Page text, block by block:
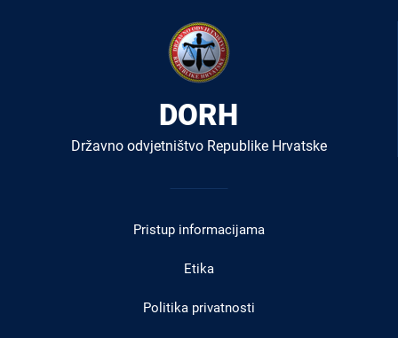
DORH
Državno odvjetništvo Republike Hrvatske
Pristup informacijama
Etika
Politika privatnosti